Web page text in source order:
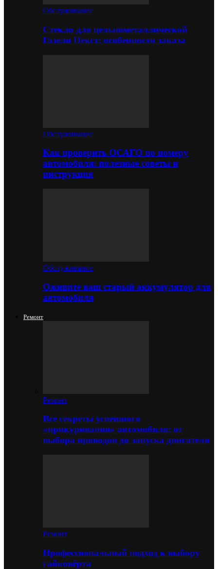
Обслуживание
Стекло для цельнометаллической
Газели Некст: особенности заказа
Обслуживание
Как проверить ОСАГО по номеру
автомобиля: полезные советы и
инструкция
Обслуживание
Оживите ваш старый аккумулятор для
автомобиля
Ремонт
Ремонт
Все секреты успешного
«прикуривания» автомобиля: от
выбора проводов до запуска двигателя
Ремонт
Профессиональный подход к выбору
гайковёрта